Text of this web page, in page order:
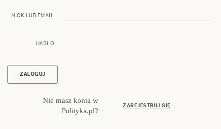
NICK LUB EMAIL :
HASŁO :
Nie masz konta w
Polityka.pl?
ZAREJESTRUJ SIĘ